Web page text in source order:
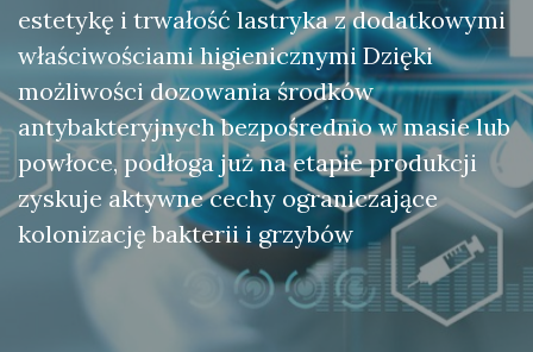
estetykę i trwałość lastryka z dodatkowymi
właściwościami higienicznymi Dzięki
możliwości dozowania środków
antybakteryjnych bezpośrednio w masie lub
powłoce, podłoga już na etapie produkcji
zyskuje aktywne cechy ograniczające
kolonizację bakterii i grzybów